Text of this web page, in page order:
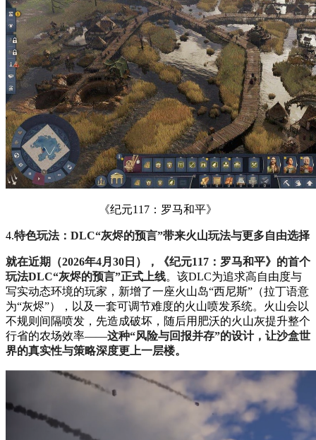
《纪元117：罗马和平》
4.特色玩法：DLC“灰烬的预言”带来火山玩法与更多自由选择
就在近期（2026年4月30日），《纪元117：罗马和平》的首个
玩法DLC“灰烬的预言”正式上线。该DLC为追求高自由度与
写实动态环境的玩家，新增了一座火山岛“西尼斯”（拉丁语意
为“灰烬”），以及一套可调节难度的火山喷发系统。火山会以
不规则间隔喷发，先造成破坏，随后用肥沃的火山灰提升整个
行省的农场效率——这种“风险与回报并存”的设计，让沙盒世
界的真实性与策略深度更上一层楼。